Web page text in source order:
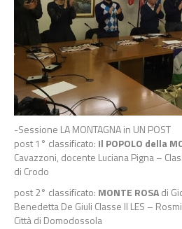
-Sessione LA MONTAGNA in UN POST
post 1° classificato: Il POPOLO della
Cavazzoni, docente Luciana Pigna –
di Crodo
post 2° classificato: MONTE ROSAdi
Benedetta De Giuli Classe II LES –
Città di Domodossola